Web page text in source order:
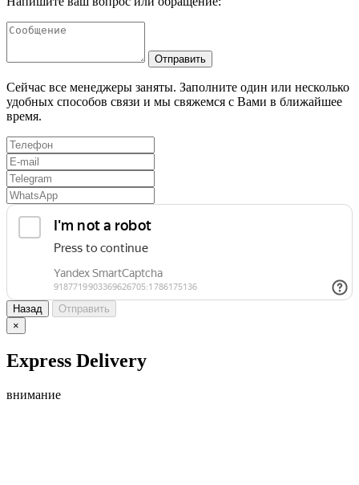
Отправить
Сейчас все менеджеры заняты. Заполните один или несколько
удобных способов связи и мы свяжемся с Вами в ближайшее
время.
Назад
Отправить
×
Express Delivery
внимание